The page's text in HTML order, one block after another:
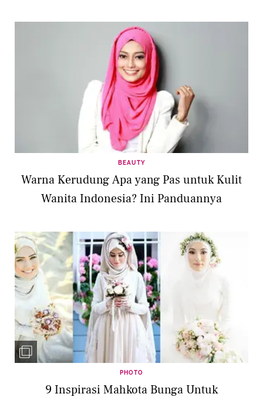
BEAUTY
Warna Kerudung Apa yang Pas untuk Kulit
Wanita Indonesia? Ini Panduannya
PHOTO
9 Inspirasi Mahkota Bunga Untuk